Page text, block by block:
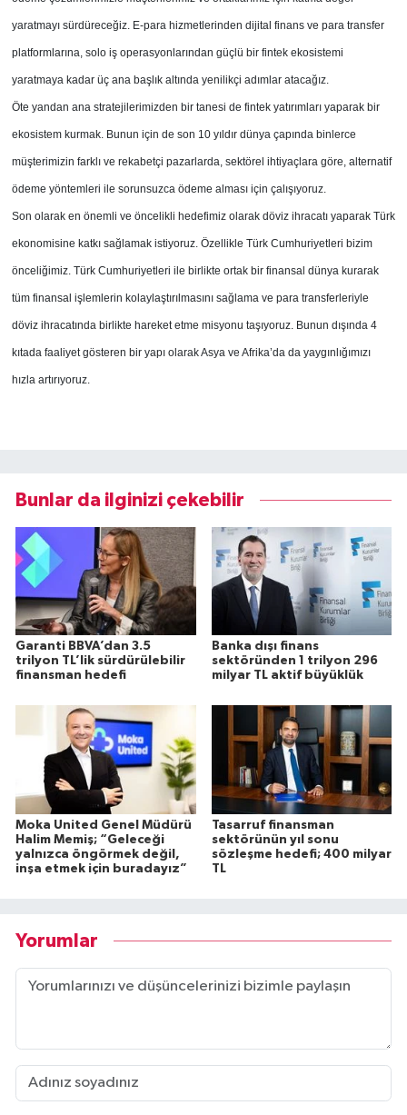
yaratmayı sürdüreceğiz. E-para hizmetlerinden dijital finans ve para transfer
platformlarına, solo iş operasyonlarından güçlü bir fintek ekosistemi
yaratmaya kadar üç ana başlık altında yenilikçi adımlar atacağız.
Öte yandan ana stratejilerimizden bir tanesi de fintek yatırımları yaparak bir
ekosistem kurmak. Bunun için de son 10 yıldır dünya çapında binlerce
müşterimizin farklı ve rekabetçi pazarlarda, sektörel ihtiyaçlara göre, alternatif
ödeme yöntemleri ile sorunsuzca ödeme alması için çalışıyoruz.
Son olarak en önemli ve öncelikli hedefimiz olarak döviz ihracatı yaparak Türk
ekonomisine katkı sağlamak istiyoruz. Özellikle Türk Cumhuriyetleri bizim
önceliğimiz. Türk Cumhuriyetleri ile birlikte ortak bir finansal dünya kurarak
tüm finansal işlemlerin kolaylaştırılmasını sağlama ve para transferleriyle
döviz ihracatında birlikte hareket etme misyonu taşıyoruz. Bunun dışında 4
kıtada faaliyet gösteren bir yapı olarak Asya ve Afrika’da da yaygınlığımızı
hızla artırıyoruz.
Bunlar da ilginizi çekebilir
Garanti BBVA’dan 3.5
trilyon TL’lik sürdürülebilir
finansman hedefi
Banka dışı finans
sektöründen 1 trilyon 296
milyar TL aktif büyüklük
Moka United Genel Müdürü
Halim Memiş; “Geleceği
yalnızca öngörmek değil,
inşa etmek için buradayız”
Tasarruf finansman
sektörünün yıl sonu
sözleşme hedefi; 400 milyar
TL
Yorumlar